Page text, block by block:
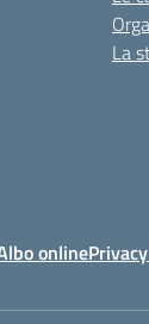
La
online